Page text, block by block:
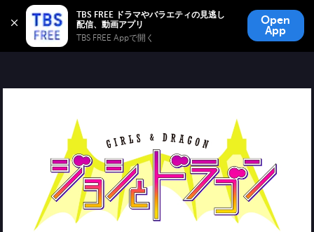
TBS FREE ドラマやバラエティの見逃し
TBS FREE Appで開く
Open
App
TBS FREE
無料見逃し配信